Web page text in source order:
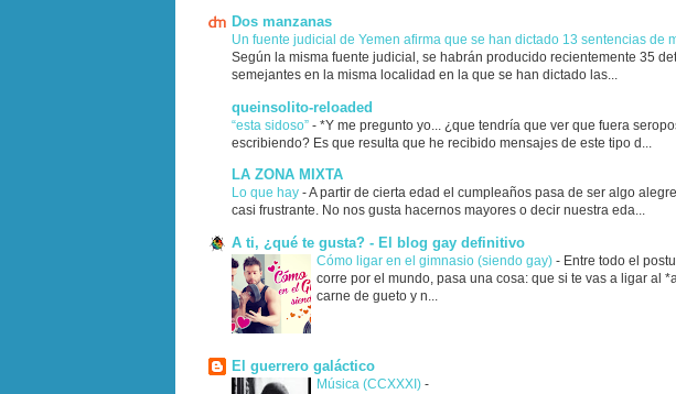
Dos manzanas
Un fuente judicial de Yemen afirma que se han dictado 13 sentencias de
Según la misma fuente judicial, se habrán producido recientemente 35
semejantes en la misma localidad en la que se han dictado las...
queinsolito-reloaded
“esta sidoso” - *Y me pregunto yo... ¿que tendría que ver que fuera
escribiendo? Es que resulta que he recibido mensajes de este tipo d...
LA ZONA MIXTA
Lo que hay -A partir de cierta edad el cumpleaños pasa de ser algo
casi frustrante. No nos gusta hacernos mayores o decir nuestra eda...
A ti, ¿qué te gusta? - El blog gay definitivo
Cómo ligar en el gimnasio (siendo gay) - Entre todo el
corre por el mundo, pasa una cosa: que si te vas a ligar al
carne de gueto y n...
El guerrero galáctico
Música (CCXXXI) -